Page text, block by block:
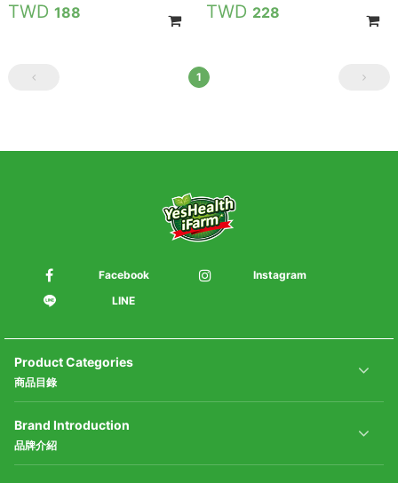
188 228
1
Facebook
Instagram
LINE
Product Categories
商品目錄
Brand Introduction
品牌介紹